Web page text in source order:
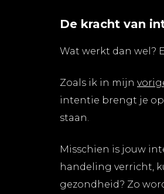
De kracht van
Wat werkt dan wel?
Zoals ik in mijn
intentie brengt je
staan.
Misschien is jouw
handeling verricht,
gezondheid? Zo